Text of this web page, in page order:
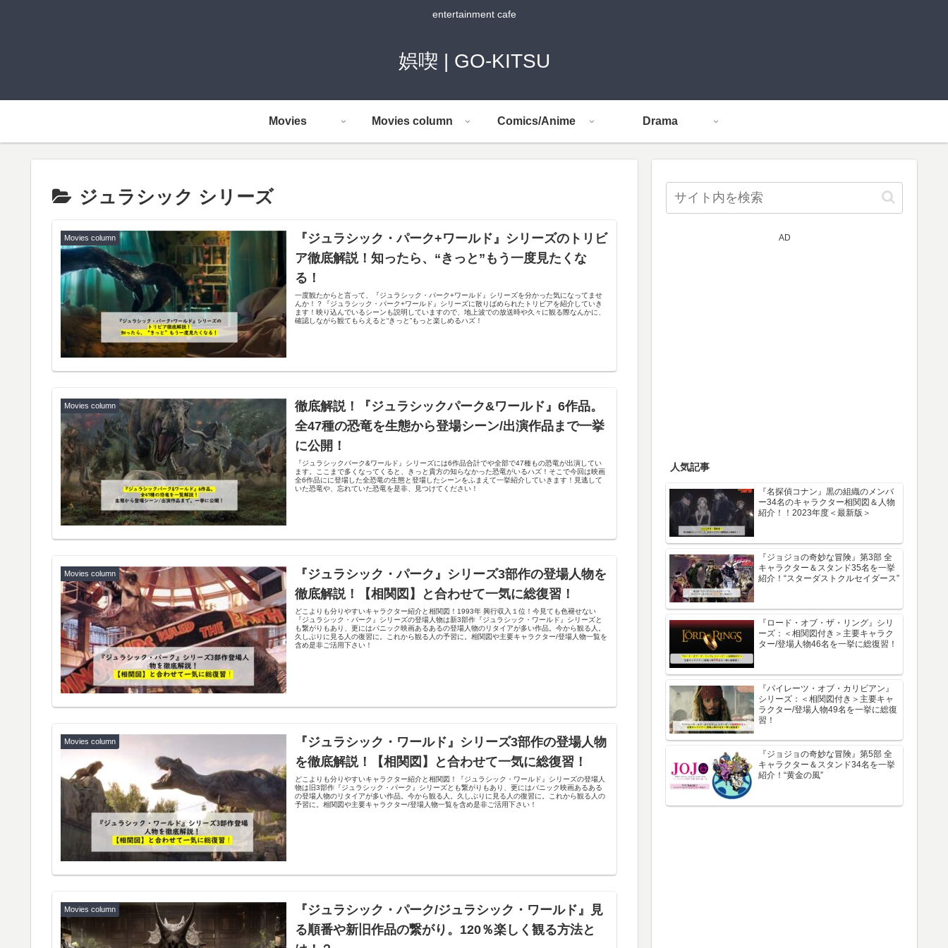
entertainment cafe
娯喫 | GO-KITSU
Movies Movies column Comics/Anime Drama
ジュラシック シリーズ
Movies column
『ジュラシック・パーク+ワールド』シリーズのトリビ
ア徹底解説！知ったら、“きっと”もう一度見たくな
る！
一度観たからと言って、『ジュラシック・パーク+ワールド』シリーズを分かった気になってませ
んか！？『ジュラシック・パーク+ワールド』シリーズに散りばめられたトリビアを紹介していき
ます！映り込んでいるシーンも説明していますので、地上波での放送時や久々に観る際なんかに、
確認しながら観てもらえると“きっと”もっと楽しめるハズ！
Movies column
徹底解説！『ジュラシックパーク&ワールド』6作品。
全47種の恐竜を生態から登場シーン/出演作品まで一挙
に公開！
『ジュラシックパーク&ワールド』シリーズには6作品合計でや全部で47種もの恐竜が出演してい
ます。ここまで多くなってくると、きっと貴方の知らなかった恐竜がいるハズ！そこで今回は映画
全6作品にに登場した全恐竜の生態と登場したシーンをふまえて一挙紹介していきます！見逃して
いた恐竜や、忘れていた恐竜を是非、見つけてください！
Movies column
『ジュラシック・パーク』シリーズ3部作の登場人物を
徹底解説！【相関図】と合わせて一気に総復習！
どこよりも分りやすいキャラクター紹介と相関図！1993年 興行収入１位！今見ても色褪せない
『ジュラシック・パーク』シリーズの登場人物は新3部作『ジュラシック・ワールド』シリーズと
も繋がりもあり、更にはパニック映画あるあるの登場人物のリタイアが多い作品。今から観る人。
久しぶりに見る人の復習に。これから観る人の予習に。相関図や主要キャラクター/登場人物一覧を
含め是非ご活用下さい！
Movies column
『ジュラシック・ワールド』シリーズ3部作の登場人物
を徹底解説！【相関図】と合わせて一気に総復習！
どこよりも分りやすいキャラクター紹介と相関図！『ジュラシック・ワールド』シリーズの登場人
物は旧3部作『ジュラシック・パーク』シリーズとも繋がりもあり、更にはパニック映画あるある
の登場人物のリタイアが多い作品。今から観る人。久しぶりに見る人の復習に。これから観る人の
予習に。相関図や主要キャラクター/登場人物一覧を含め是非ご活用下さい！
Movies column
『ジュラシック・パーク/ジュラシック・ワールド』見
る順番や新旧作品の繋がり。120％楽しく観る方法と
AD
人気記事
『名探偵コナン』黒の組織のメンバ
ー34名のキャラクター相関図＆人物
紹介！！2023年度＜最新版＞
『ジョジョの奇妙な冒険』第3部 全
キャラクター＆スタンド35名を一挙
紹介！“スターダストクルセイダース”
『ロード・オブ・ザ・リング』シリ
ーズ：＜相関図付き＞主要キャラク
ター/登場人物46名を一挙に総復習！
『パイレーツ・オブ・カリビアン』
シリーズ：＜相関図付き＞主要キャ
ラクター/登場人物49名を一挙に総復
習！
『ジョジョの奇妙な冒険』第5部 全
キャラクター＆スタンド34名を一挙
紹介！“黄金の風”